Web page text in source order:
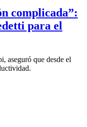
complicada”:
para el
aseguró que desde el